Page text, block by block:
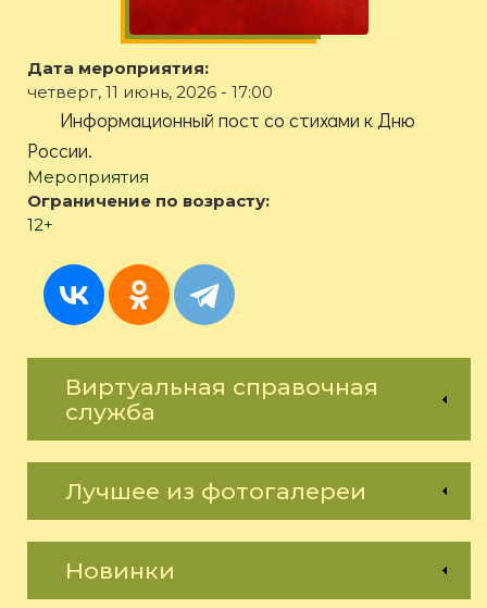
Дата мероприятия:
четверг, 11 июнь, 2026 - 17:00
Информационный пост со стихами к Дню
России.
Мероприятия
Ограничение по возрасту:
12+
Виртуальная справочная
служба
Лучшее из фотогалереи
Новинки